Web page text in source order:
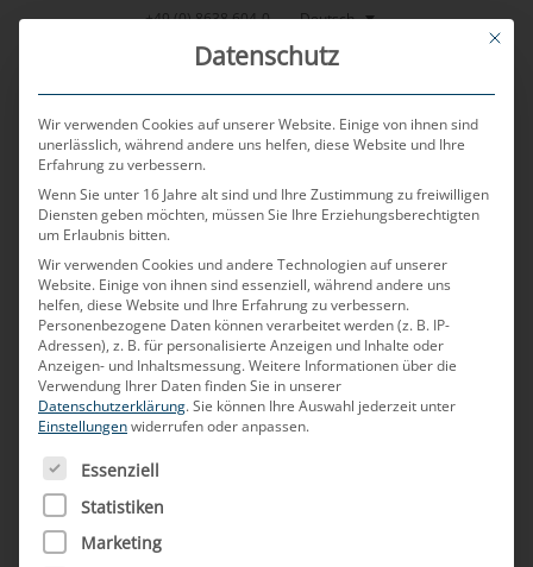
Zum
+49 (0) 8638 604-0 Deutsch
VERÖFFENTLICHT AM11. APRIL 2024 VONMARTIN PICHLMEIER
Zuverlässigkeit & Flexibilität
– Wie Automobilzulieferer
auf immer kürzere
Entwicklungszyklen
reagieren
This
Datenschutz
Wir verwenden Cookies auf unserer Website. Einige von ihnen sind
unerlässlich, während andere uns helfen, diese Website und Ihre
Erfahrung zu verbessern.
Wenn Sie unter 16 Jahre alt sind und Ihre Zustimmung zu freiwilligen
Diensten geben möchten, müssen Sie Ihre Erziehungsberechtigten
um Erlaubnis bitten.
Wir verwenden Cookies und andere Technologien auf unserer
Website. Einige von ihnen sind essenziell, während andere uns
helfen, diese Website und Ihre Erfahrung zu verbessern.
Personenbezogene Daten können verarbeitet werden (z. B. IP-
Adressen), z. B. für personalisierte Anzeigen und Inhalte oder
Anzeigen- und Inhaltsmessung.Weitere Informationen über die
Verwendung Ihrer Daten finden Sie in unserer
Datenschutzerklärung.Sie können Ihre Auswahl jederzeit unter
Einstellungenwiderrufen oder anpassen.
ES FOLGT EINE LISTE DER SERVICE-GRUPPEN, FÜR
Essenziell
Statistiken
Marketing